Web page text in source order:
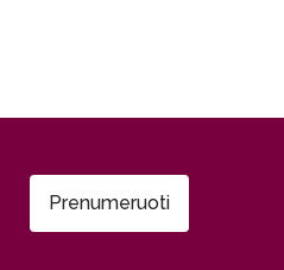
Prenumeruoti